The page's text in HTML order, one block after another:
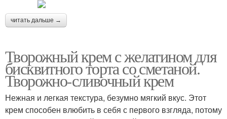
читать дальше →
Творожный крем с желатином для
бисквитного торта со сметаной.
Творожно-сливочный крем
Нежная и легкая текстура, безумно мягкий вкус. Этот
крем способен влюбить в себя с первого взгляда, потому